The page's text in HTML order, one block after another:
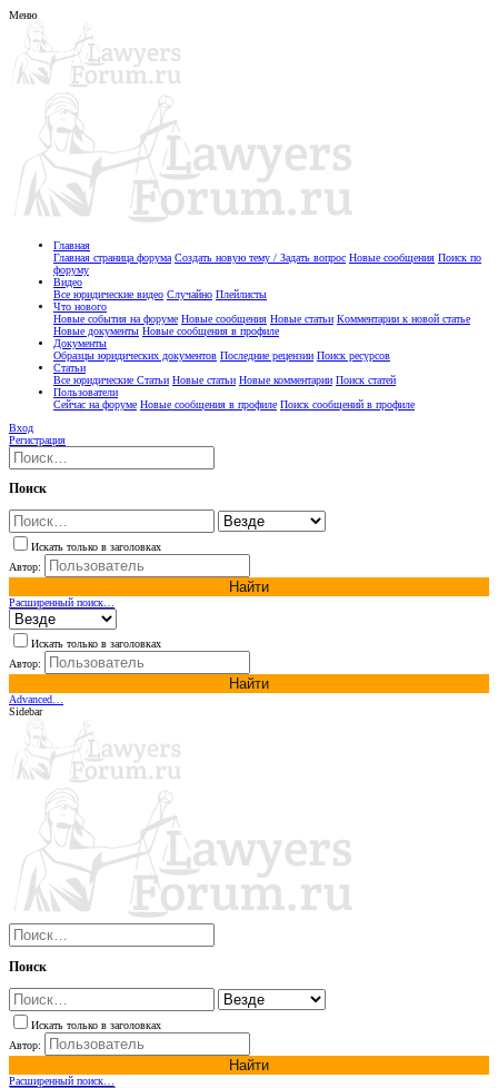
Меню
Главная
Главная страница форума Создать новую тему / Задать вопрос Новые сообщения Поиск по
форуму
Видео
Все юридические видео Случайно Плейлисты
Что нового
Новые события на форуме Новые сообщения Новые статьи Комментарии к новой статье
Новые документы Новые сообщения в профиле
Документы
Образцы юридических документов Последние рецензии Поиск ресурсов
Статьи
Все юридические Статьи Новые статьи Новые комментарии Поиск статей
Пользователи
Сейчас на форуме Новые сообщения в профиле Поиск сообщений в профиле
Вход
Регистрация
Поиск
Искать только в заголовках
Автор:
Найти
Расширенный поиск…
Искать только в заголовках
Автор:
Найти
Advanced…
Sidebar
Поиск
Искать только в заголовках
Автор:
Найти
Расширенный поиск…